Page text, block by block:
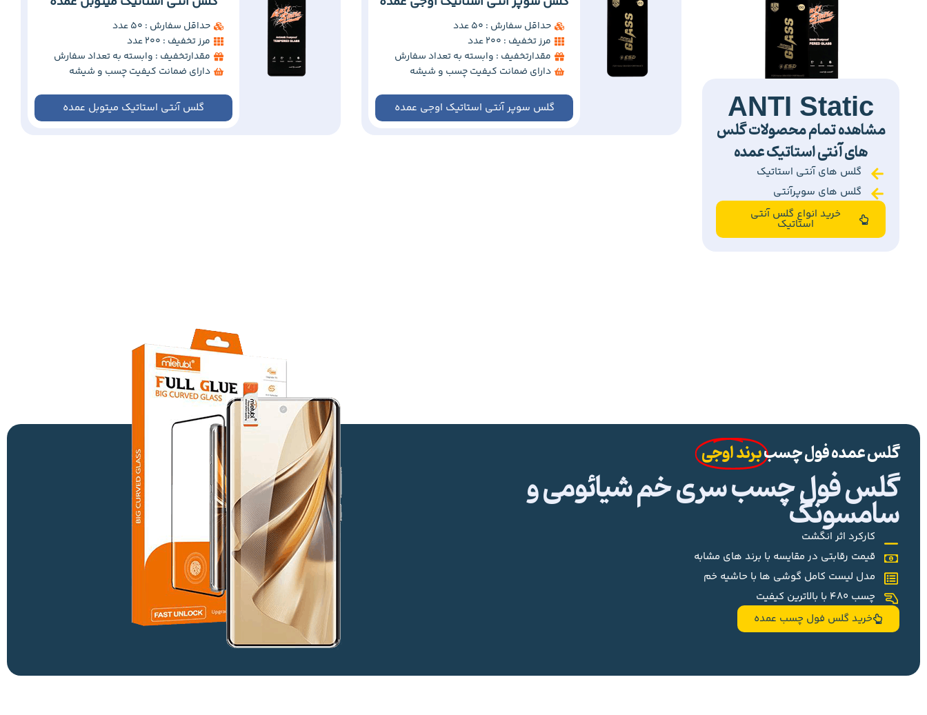
ANTI Static
مشاهده تمام محصولات گلس
های آنتی استاتیک عمده
گلس های آنتی استاتیک
گلس های سوپرآنتی
خرید انواع گلس آنتی
استاتیک
حداقل سفارش : 50 عدد
مرز تخفیف : 200 عدد
مقدارتخفیف : وابسته به تعداد سفارش
دارای ضمانت کیفیت چسب و شیشه
گلس سوپر آنتی استاتیک اوجی عمده
حداقل سفارش : 50 عدد
مرز تخفیف : 200 عدد
مقدارتخفیف : وابسته به تعداد سفارش
دارای ضمانت کیفیت چسب و شیشه
گلس آنتی استاتیک میتوبل عمده
گلس عمده فول چسببرند اوجی
گلس فول چسب سری خم شیائومی و
سامسونگ
کارکرد اثر انگشت
قیمت رقابتی در مقایسه با برند های مشابه
مدل لیست کامل گوشی ها با حاشیه خم
چسب 480 با بالاترین کیفیت
خرید گلس فول چسب عمده